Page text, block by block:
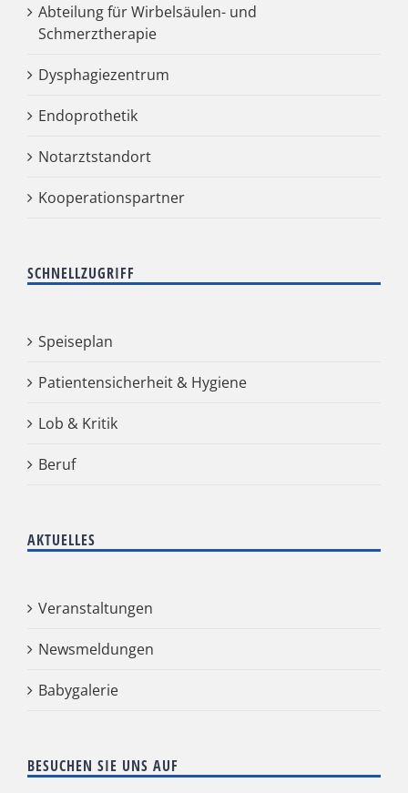
Abteilung für Wirbelsäulen- und
Schmerztherapie
Dysphagiezentrum
Endoprothetik
Notarztstandort
Kooperationspartner
SCHNELLZUGRIFF
Speiseplan
Patientensicherheit & Hygiene
Lob & Kritik
Beruf
AKTUELLES
Veranstaltungen
Newsmeldungen
Babygalerie
BESUCHEN SIE UNS AUF